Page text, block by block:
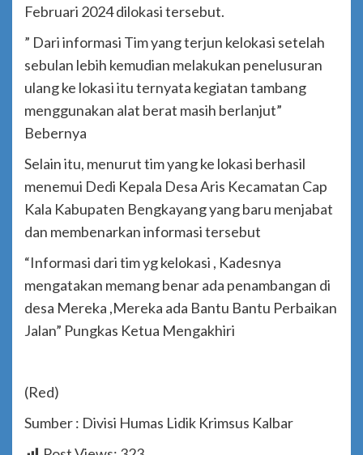
Februari 2024 dilokasi tersebut.
” Dari informasi Tim yang terjun kelokasi setelah
sebulan lebih kemudian melakukan penelusuran
ulang ke lokasi itu ternyata kegiatan tambang
menggunakan alat berat masih berlanjut”
Bebernya
Selain itu, menurut tim yang ke lokasi berhasil
menemui Dedi Kepala Desa Aris Kecamatan Cap
Kala Kabupaten Bengkayang yang baru menjabat
dan membenarkan informasi tersebut
“Informasi dari tim yg kelokasi , Kadesnya
mengatakan memang benar ada penambangan di
desa Mereka ,Mereka ada Bantu Bantu Perbaikan
Jalan” Pungkas Ketua Mengakhiri
(Red)
Sumber : Divisi Humas Lidik Krimsus Kalbar